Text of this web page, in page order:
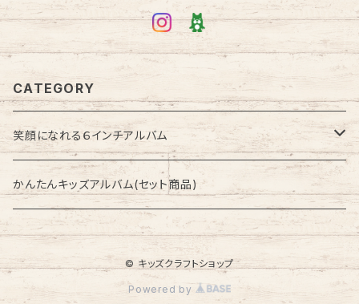
CATEGORY
笑顔になれる６インチアルバム
季節のアルバム
セット商品
かんたんキッズアルバム(セット商品)
© キッズクラフトショップ
Powered by